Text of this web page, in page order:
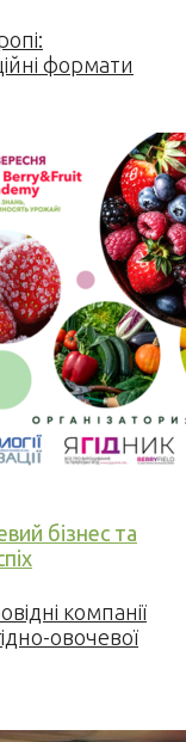
формати
бізнес та
компанії
овочевої